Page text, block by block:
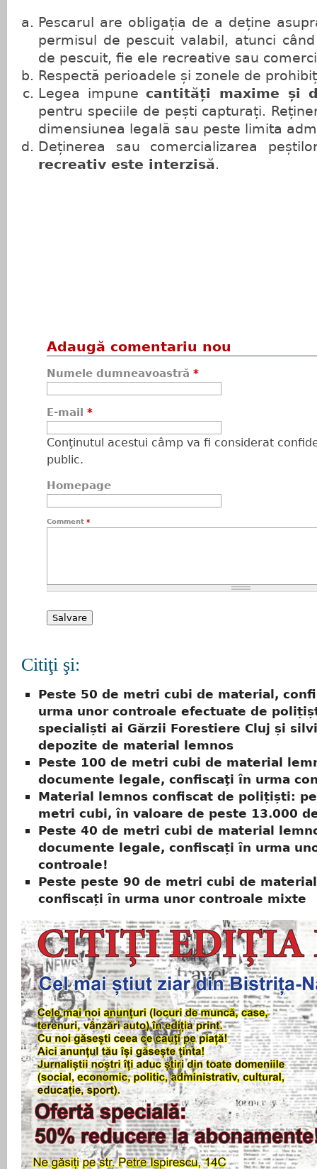
Pescarul are obligația de a deține
permisul de pescuit valabil, atunci
de pescuit, fie ele recreative sau
Respectă perioadele și zonele de
Legea impunecantități maxime și
pentru speciile de pești capturați.
dimensiunea legală sau peste limita
Deținerea sau comercializarea
recreativ este interzisă.
Adaugă comentariu nou
Numele dumneavoastră *
E-mail *
Conţinutul acestui câmp va fi considerat
public.
Homepage
Comment *
Citiţi şi:
Peste 50 de metri cubi de material,
urma unor controale efectuate de
specialiști ai Gărzii Forestiere Cluj și
depozite de material lemnos
Peste 100 de metri cubi de material
documente legale, confiscaţi în urma
Material lemnos confiscat de polițiști:
metri cubi, în valoare de peste 13.000
Peste 40 de metri cubi de material
documente legale, confiscați în urma
controale!
Peste peste 90 de metri cubi de
confiscați în urma unor controale mixte